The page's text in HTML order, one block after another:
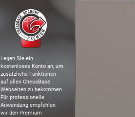
Legen Sie ein
kostenloses Konto an, um
zusätzliche Funktionen
auf allen ChessBase
Webseiten zu bekommen.
Für professionelle
Anwendung empfehlen
wir den Premium